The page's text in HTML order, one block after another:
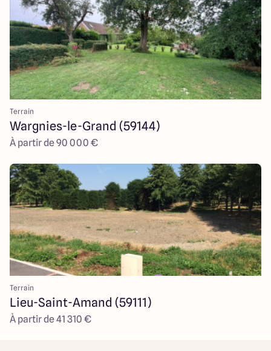
Terrain
Wargnies-le-Grand (59144)
À partir de 90 000 €
Terrain
Lieu-Saint-Amand (59111)
À partir de 41 310 €